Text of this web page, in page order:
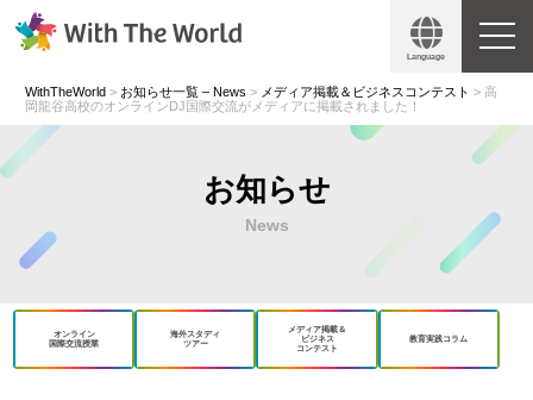
Language
WithTheWorld > お知らせ一覧 – News > メディア掲載＆ビジネスコンテスト > 高
岡龍谷高校のオンラインDJ国際交流がメディアに掲載されました！
お知らせ
News
オンライン
国際交流授業
海外スタディ
ツアー
メディア掲載＆
ビジネス
コンテスト
教育実践コラム